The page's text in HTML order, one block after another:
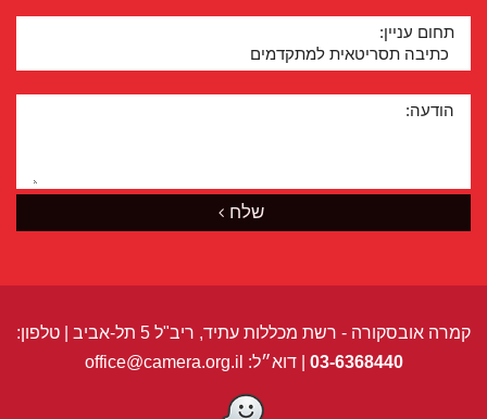
תחום עניין:
הודעה:
שלח
קמרה אובסקורה - רשת מכללות עתיד, ריב"ל 5 תל-אביב | טלפון:
03-6368440 | דוא״ל: office@camera.org.il